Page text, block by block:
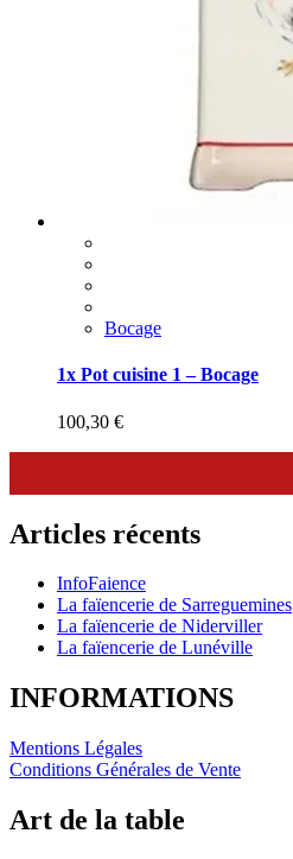
Bocage
1x Pot cuisine 1 – Bocage
100,30 €
Articles récents
InfoFaience
La faïencerie de Sarreguemines
La faïencerie de Niderviller
La faïencerie de Lunéville
INFORMATIONS
Mentions Légales
Conditions Générales de Vente
Art de la table